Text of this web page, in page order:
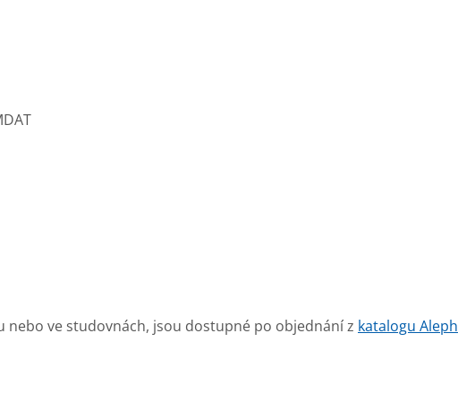
ve studovnách, jsou dostupné po objednání z katalogu Aleph